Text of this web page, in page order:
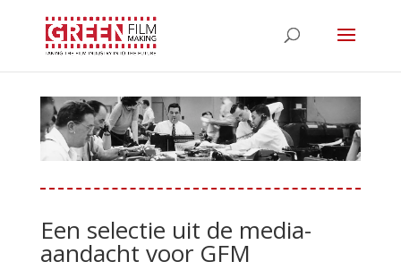
Een selectie uit de media-
aandacht voor GFM